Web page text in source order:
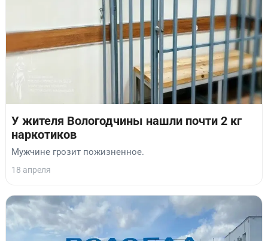
У жителя Вологодчины нашли почти 2 кг
наркотиков
Мужчине грозит пожизненное.
18 апреля